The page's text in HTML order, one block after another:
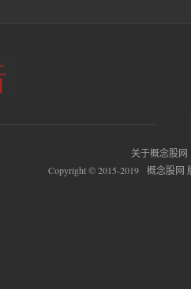
关于概念股网
Copyright © 2015-2019 概念股